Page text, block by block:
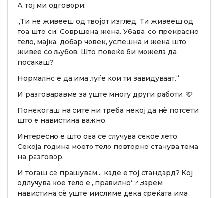
А тој ми одговори:
„Ти не живееш од твојот изглед. Ти живееш од
тоа што си. Совршена жена. Убава, со прекрасно
тело, мајка, добар човек, успешна и жена што
живее со љубов. Што повеќе би можела да
посакаш?
Нормално е да има луѓе кои ти завидуваат.“
И разговаравме за уште многу други работи. 🩷
Понекогаш на сите ни треба некој да нè потсети
што е навистина важно.
Интересно е што ова се случува секое лето.
Секоја година моето тело повторно станува тема
на разговор.
И тогаш се прашувам... каде е тој стандард? Кој
одлучува кое тело е „правилно“? Зарем
навистина сè уште мислиме дека среќата има